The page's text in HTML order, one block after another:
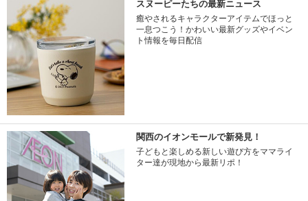
スヌーピーたちの最新ニュース
癒やされるキャラクターアイテムでほっと
一息つこう！かわいい最新グッズやイベン
ト情報を毎日配信
関西のイオンモールで新発見！
子どもと楽しめる新しい遊び方をママライ
ター達が現地から最新リポ！